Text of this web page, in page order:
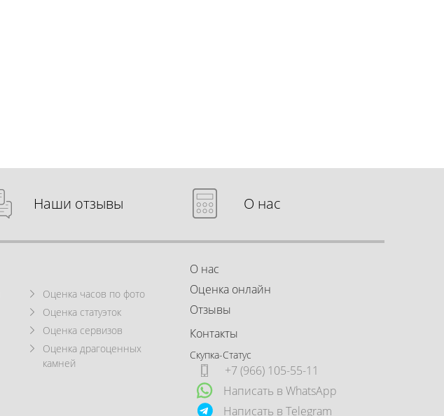
Наши отзывы О нас
Оценка часов по фото
Оценка статуэток
Оценка сервизов
Оценка драгоценных
камней
О нас
Оценка онлайн
Отзывы
Контакты
Скупка-Статус
+7 (966) 105-55-11
Написать в WhatsApp
Написать в Telegram